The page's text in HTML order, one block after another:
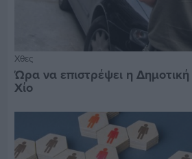
Χθες
Ώρα να επιστρέψει η
Χίο